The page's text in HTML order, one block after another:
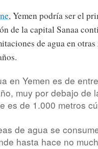
, Yemen podría ser el
de la capital Sanaa
de agua en
en Yemen es de
muy por debajo de
es de 1.000 metros
de agua se
hasta hace no